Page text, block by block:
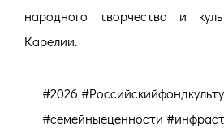
народного творчества и
Карелии.
#2026
#семейныеценности